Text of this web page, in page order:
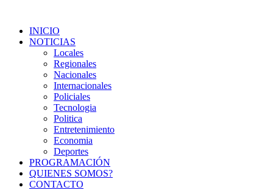
INICIO
NOTICIAS
Locales
Regionales
Nacionales
Internacionales
Policiales
Tecnologia
Politica
Entretenimiento
Economia
Deportes
PROGRAMACIÓN
QUIENES SOMOS?
CONTACTO